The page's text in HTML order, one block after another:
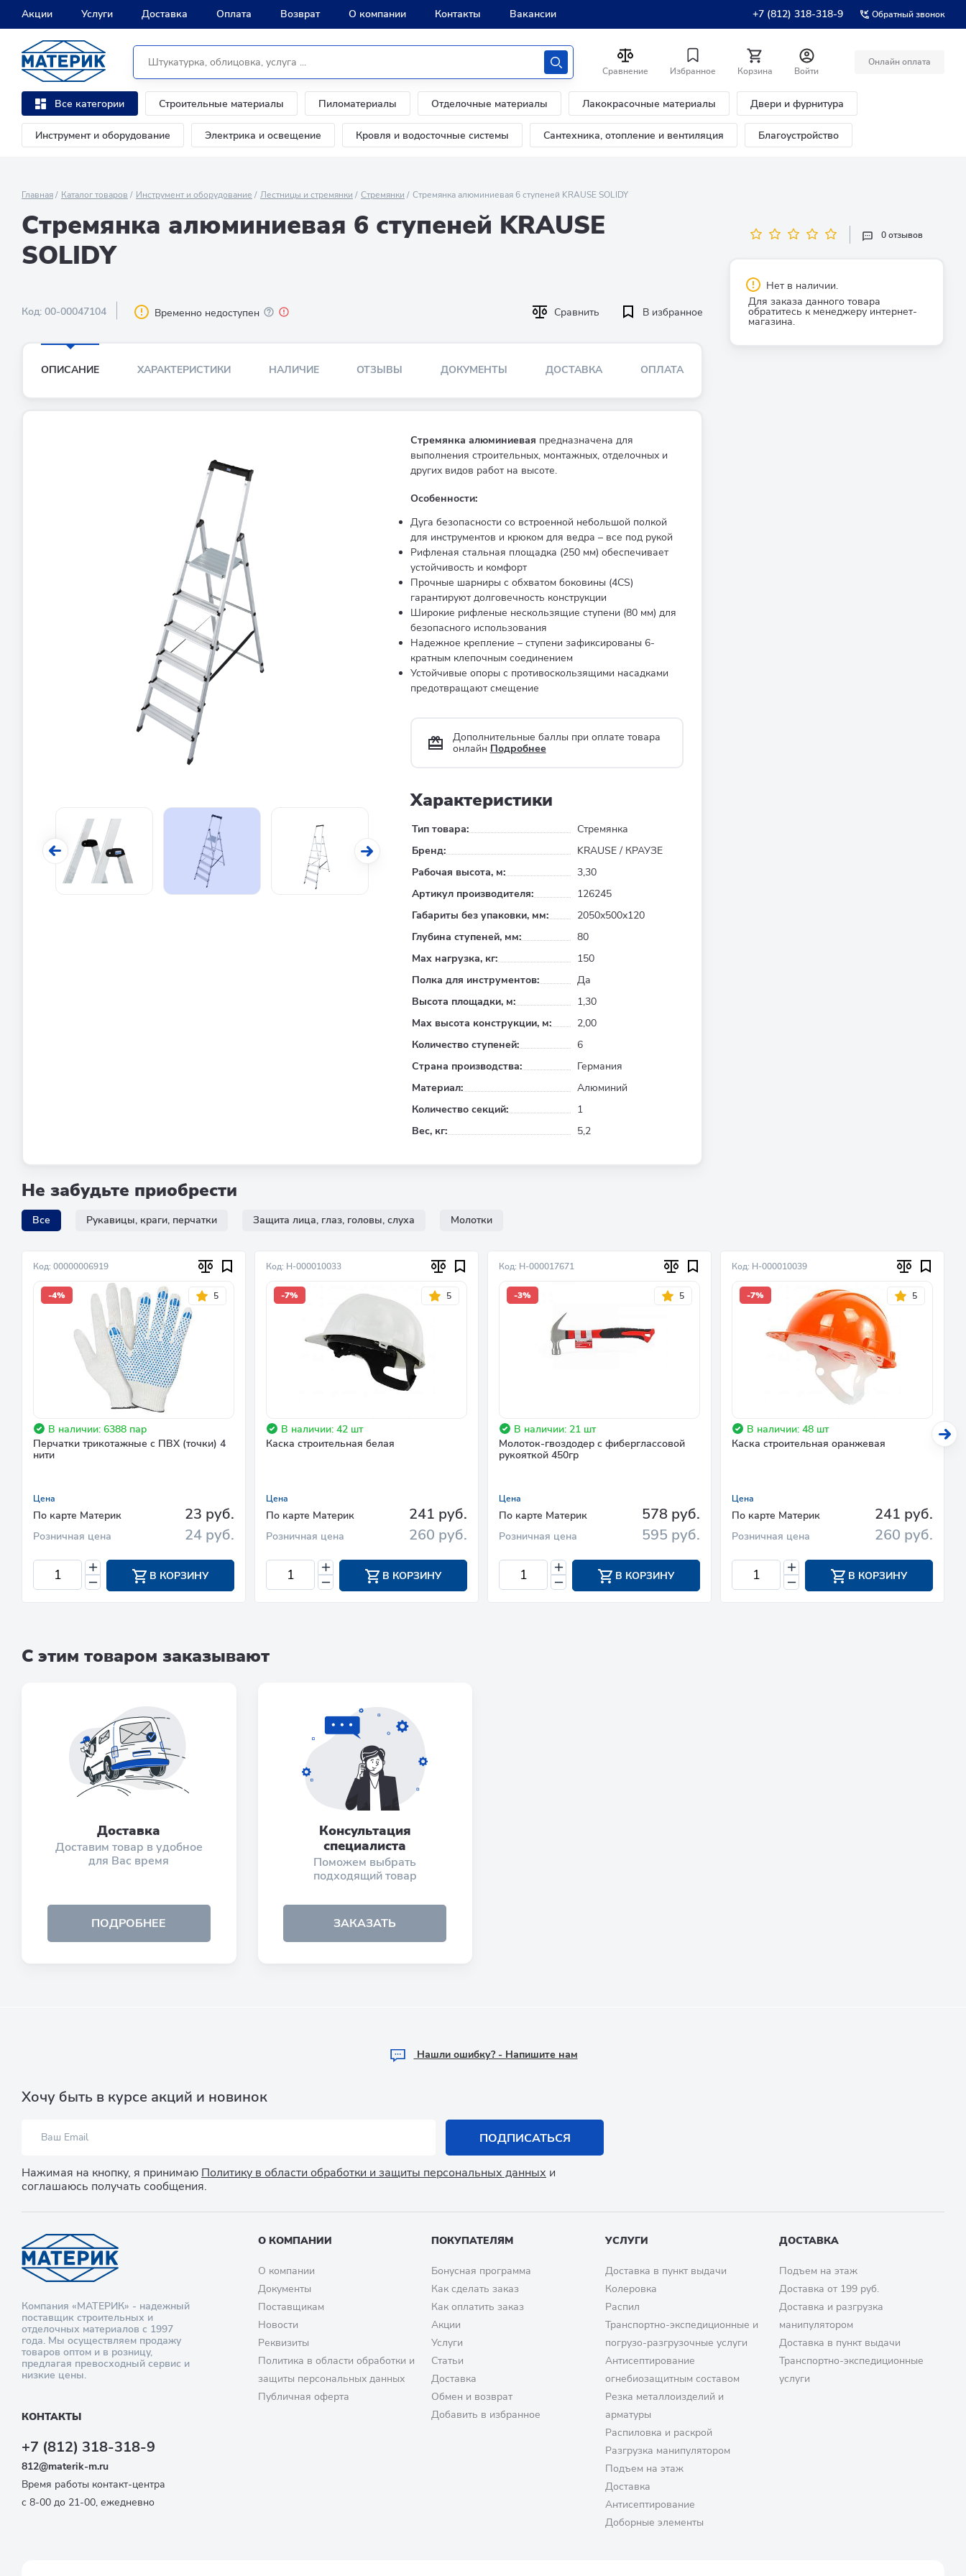
Акции Услуги Доставка Оплата Возврат О компании Контакты Вакансии +7 (812) 318-318-9 Обратный звонок
Сравнение Избранное Корзина Войти
Онлайн оплата
Все категории Строительные материалы Пиломатериалы Отделочные материалы Лакокрасочные материалы Двери и фурнитура
Инструмент и оборудование Электрика и освещение Кровля и водосточные системы Сантехника, отопление и вентиляция Благоустройство
Главная Каталог товаров Инструмент и оборудование Лестницы и стремянки Стремянки Стремянка алюминиевая 6 ступеней KRAUSE SOLIDY
Стремянка алюминиевая 6 ступеней KRAUSE
SOLIDY
Код: 00-00047104 Временно недоступен Сравнить В избранное
ОПИСАНИЕ ХАРАКТЕРИСТИКИ НАЛИЧИЕ ОТЗЫВЫ ДОКУМЕНТЫ ДОСТАВКА ОПЛАТА
Стремянка алюминиевая предназначена для
выполнения строительных, монтажных, отделочных и
других видов работ на высоте.
Особенности:
Дуга безопасности со встроенной небольшой полкой
для инструментов и крюком для ведра – все под рукой
Рифленая стальная площадка (250 мм) обеспечивает
устойчивость и комфорт
Прочные шарниры с обхватом боковины (4CS)
гарантируют долговечность конструкции
Широкие рифленые нескользящие ступени (80 мм) для
безопасного использования
Надежное крепление – ступени зафиксированы 6-
кратным клепочным соединением
Устойчивые опоры с противоскользящими насадками
предотвращают смещение
Дополнительные баллы при оплате товара
онлайн Подробнее
Характеристики
Тип товара:
Стремянка
Бренд:
KRAUSE / КРАУЗЕ
Рабочая высота, м:
3,30
Артикул производителя:
126245
Габариты без упаковки, мм:
2050х500х120
Глубина ступеней, мм:
80
Max нагрузка, кг:
150
Полка для инструментов:
Да
Высота площадки, м:
1,30
Max высота конструкции, м:
2,00
Количество ступеней:
6
Страна производства:
Германия
Материал:
Алюминий
Количество секций:
1
Вес, кг:
5,2
0 отзывов
Нет в наличии.
Для заказа данного товара
обратитесь к менеджеру интернет-
магазина.
Не забудьте приобрести
Все Рукавицы, краги, перчатки Защита лица, глаз, головы, слуха Молотки
Код: 00000006919
-4% 5
В наличии: 6388 пар
Перчатки трикотажные с ПВХ (точки) 4
нити
Цена
По карте Материк 23 руб.
Розничная цена 24 руб.
В КОРЗИНУ
Код: Н-000010033
-7% 5
В наличии: 42 шт
Каска строительная белая
Цена
По карте Материк 241 руб.
Розничная цена 260 руб.
В КОРЗИНУ
Код: Н-000017671
-3% 5
В наличии: 21 шт
Молоток-гвоздодер с фиберглассовой
рукояткой 450гр
Цена
По карте Материк 578 руб.
Розничная цена 595 руб.
В КОРЗИНУ
Код: Н-000010039
-7% 5
В наличии: 48 шт
Каска строительная оранжевая
Цена
По карте Материк 241 руб.
Розничная цена 260 руб.
В КОРЗИНУ
С этим товаром заказывают
Доставка
Доставим товар в удобное
для Вас время
ПОДРОБНЕЕ
Консультация
специалиста
Поможем выбрать
подходящий товар
ЗАКАЗАТЬ
Hашли ошибку? - Напишите нам
Хочу быть в курсе акций и новинок
ПОДПИСАТЬСЯ
Нажимая на кнопку, я принимаю Политику в области обработки и защиты персональных данных и
соглашаюсь получать сообщения.
Компания «МАТЕРИК» - надежный
поставщик строительных и
отделочных материалов с 1997
года. Мы осуществляем продажу
товаров оптом и в розницу,
предлагая превосходный сервис и
низкие цены.
КОНТАКТЫ
+7 (812) 318-318-9
812@materik-m.ru
Время работы контакт-центра
с 8-00 до 21-00, ежедневно
О КОМПАНИИ
О компании
Документы
Поставщикам
Новости
Реквизиты
Политика в области обработки и
защиты персональных данных
Публичная оферта
ПОКУПАТЕЛЯМ
Бонусная программа
Как сделать заказ
Как оплатить заказ
Акции
Услуги
Статьи
Доставка
Обмен и возврат
Добавить в избранное
УСЛУГИ
Доставка в пункт выдачи
Колеровка
Распил
Транспортно-экспедиционные и
погрузо-разгрузочные услуги
Антисептирование
огнебиозащитным составом
Резка металлоизделий и
арматуры
Распиловка и раскрой
Разгрузка манипулятором
Подъем на этаж
Доставка
Антисептирование
Доборные элементы
ДОСТАВКА
Подъем на этаж
Доставка от 199 руб.
Доставка и разгрузка
манипулятором
Доставка в пункт выдачи
Транспортно-экспедиционные
услуги